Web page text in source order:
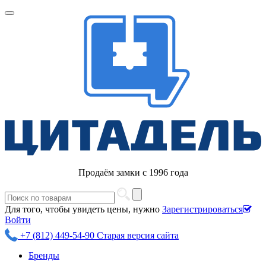
Продаём замки с 1996 года
Для того, чтобы увидеть цены, нужно Зарегистрироваться
Войти
+7 (812) 449-54-90 Старая версия сайта
Бренды